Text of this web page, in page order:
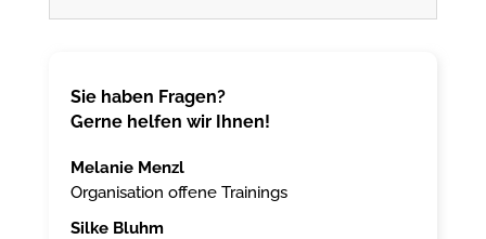
Sie haben Fragen?
Gerne helfen wir Ihnen!
Melanie Menzl
Organisation offene Trainings
Silke Bluhm